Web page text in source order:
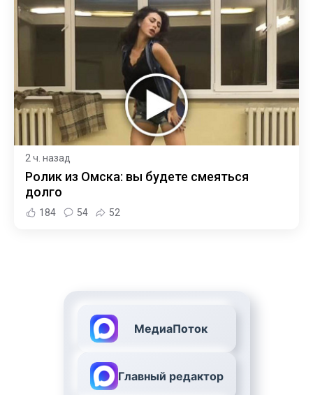
2 ч. назад
Ролик из Омска: вы будете смеяться
долго
184 54 52
МедиаПоток
Главный редактор